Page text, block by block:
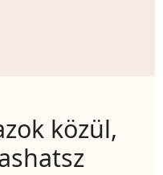
közül,